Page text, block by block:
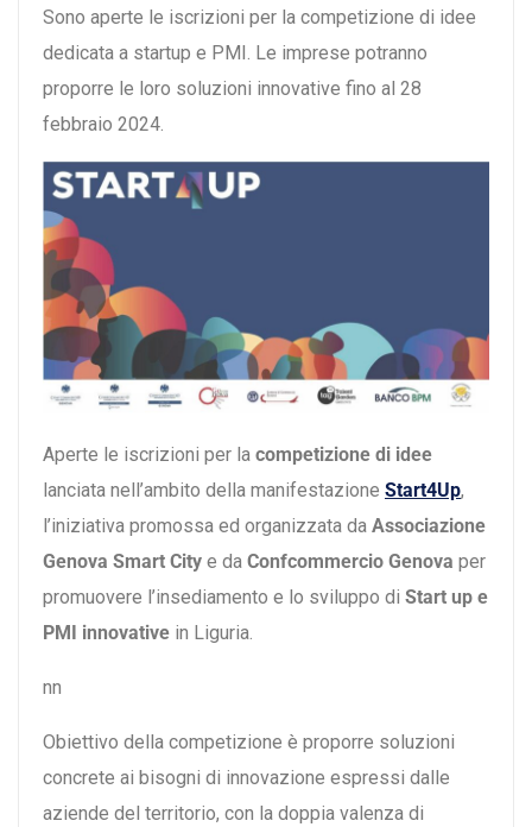
Sono aperte le iscrizioni per la competizione di idee
dedicata a startup e PMI. Le imprese potranno
proporre le loro soluzioni innovative fino al 28
febbraio 2024.
Aperte le iscrizioni per la competizione di idee
lanciata nell’ambito della manifestazione Start4Up,
l’iniziativa promossa ed organizzata da Associazione
Genova Smart City e da Confcommercio Genova per
promuovere l’insediamento e lo sviluppo di Start up e
PMI innovative in Liguria.
nn
Obiettivo della competizione è proporre soluzioni
concrete ai bisogni di innovazione espressi dalle
aziende del territorio, con la doppia valenza di